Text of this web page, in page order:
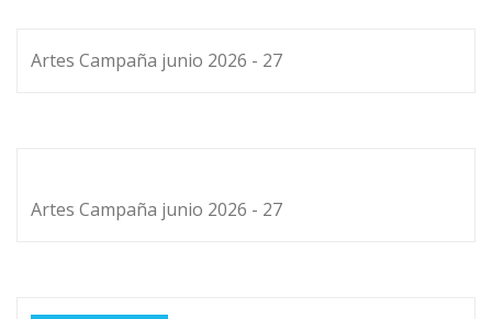
Artes Campaña junio 2026 - 27
Artes Campaña junio 2026 - 27